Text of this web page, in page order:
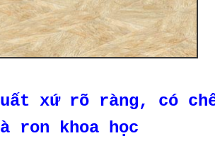
xứ rõ ràng, có
ron khoa học